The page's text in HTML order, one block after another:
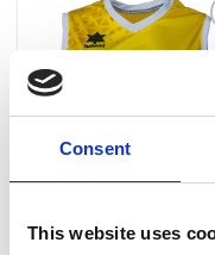
Consent
This website uses